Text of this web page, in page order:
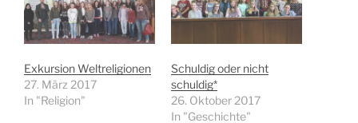
Exkursion Weltreligionen
27. März 2017
In "Religion"
Schuldig oder nicht
schuldig*
26. Oktober 2017
In "Geschichte"